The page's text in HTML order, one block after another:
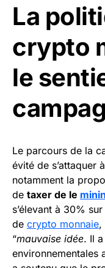
La
crypto
le
Le parcours de la
évité de s’attaquer
notamment la
de taxer de le
s’élevant à 30%
de crypto monnaie,
“mauvaise idée. Il
environnementales